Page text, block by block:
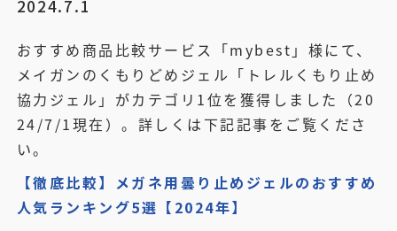
2024.7.1
おすすめ商品比較サービス「mybest」様にて、
メイガンのくもりどめジェル「トレルくもり止め
協力ジェル」がカテゴリ1位を獲得しました（20
24/7/1現在）。詳しくは下記記事をご覧くださ
い。
【徹底比較】メガネ用曇り止めジェルのおすすめ
人気ランキング5選【2024年】